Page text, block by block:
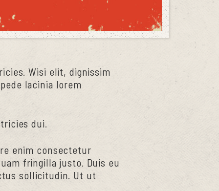
Wisi elit, dignissim
lacinia lorem
dui.
enim consectetur
fringilla justo. Duis eu
sollicitudin. Ut ut